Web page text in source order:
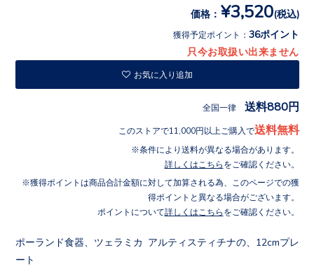
価格： ¥3,520(税込)
獲得予定ポイント： 36ポイント
只今お取扱い出来ません
お気に入り追加
全国一律 送料880円
このストアで11,000円以上ご購入で送料無料
条件により送料が異なる場合があります。
詳しくはこちら をご確認ください。
獲得ポイントは商品合計金額に対して加算される為、このページでの獲
得ポイントと異なる場合がございます。
ポイントについて詳しくはこちら をご確認ください。
ポーランド食器、ツェラミカ アルティスティチナの、12cmプレ
ート